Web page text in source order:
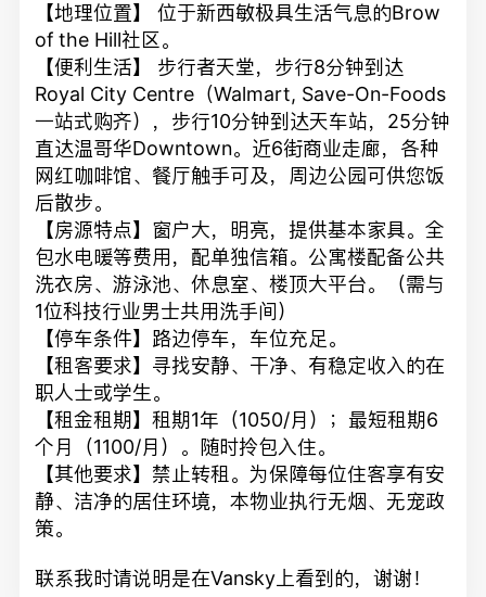
【地理位置】 位于新西敏极具生活气息的Brow
of the Hill社区。
【便利生活】 步行者天堂，步行8分钟到达
Royal City Centre（Walmart, Save-On-Foods
一站式购齐），步行10分钟到达天车站，25分钟
直达温哥华Downtown。近6街商业走廊，各种
网红咖啡馆、餐厅触手可及，周边公园可供您饭
后散步。
【房源特点】窗户大，明亮，提供基本家具。全
包水电暖等费用，配单独信箱。公寓楼配备公共
洗衣房、游泳池、休息室、楼顶大平台。（需与
1位科技行业男士共用洗手间）
【停车条件】路边停车，车位充足。
【租客要求】寻找安静、干净、有稳定收入的在
职人士或学生。
【租金租期】租期1年（1050/月）；最短租期6
个月（1100/月）。随时拎包入住。
【其他要求】禁止转租。为保障每位住客享有安
静、洁净的居住环境，本物业执行无烟、无宠政
策。
联系我时请说明是在Vansky上看到的，谢谢！